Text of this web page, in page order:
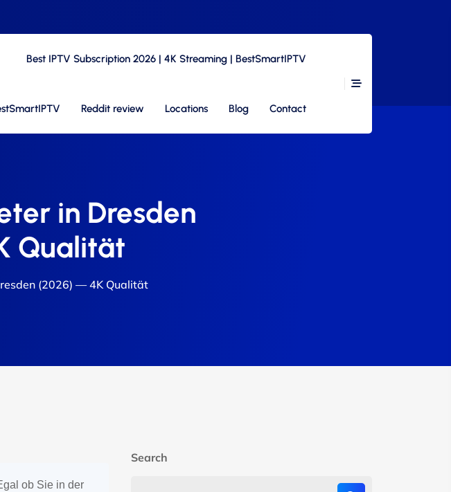
Best IPTV Subscription 2026 | 4K Streaming | BestSmartIPTV
Reddit review Locations Blog Contact
in Dresden
Qualität
(2026) — 4K Qualität
ob Sie in der
Search